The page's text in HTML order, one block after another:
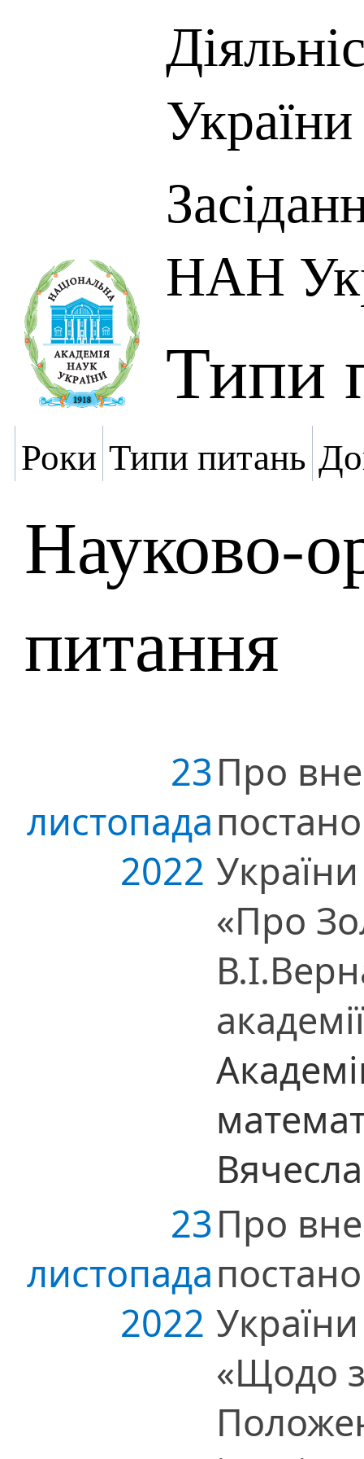
України
НАН
Типи
Роки Типи питань
Науково-
питання
23
листопада
2022
Про
«Про
23
листопада
2022
Про
«Щодо